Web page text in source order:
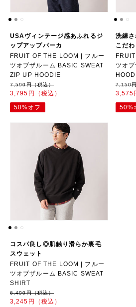
USAヴィンテージ感あふれるジ
ップアップパーカ
FRUIT OF THE LOOM | フルー
ツオブザルーム BASIC SWEAT
ZIP UP HOODIE
7,590円（税込）
3,795円（税込）
50%オフ
洗練
こだ
ツオ
7,150
3,575
50%
コスパ良し◎肌触り滑らか裏毛
スウェット
FRUIT OF THE LOOM | フルー
ツオブザルーム BASIC SWEAT
SHIRT
6,490円（税込）
3,245円（税込）